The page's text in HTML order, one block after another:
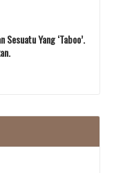
Yang ‘Taboo’.